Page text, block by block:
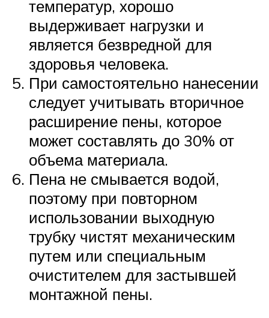
температур, хорошо
выдерживает нагрузки и
является безвредной для
здоровья человека.
При самостоятельно нанесении
следует учитывать вторичное
расширение пены, которое
может составлять до 30% от
объема материала.
Пена не смывается водой,
поэтому при повторном
использовании выходную
трубку чистят механическим
путем или специальным
очистителем для застывшей
монтажной пены.